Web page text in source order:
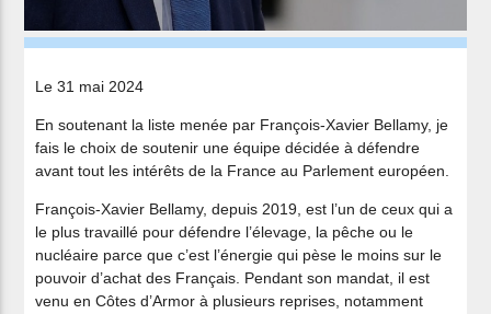
Le 31 mai 2024
En soutenant la liste menée par François-Xavier Bellamy, je
fais le choix de soutenir une équipe décidée à défendre
avant tout les intérêts de la France au Parlement européen.
François-Xavier Bellamy, depuis 2019, est l’un de ceux qui a
le plus travaillé pour défendre l’élevage, la pêche ou le
nucléaire parce que c’est l’énergie qui pèse le moins sur le
pouvoir d’achat des Français. Pendant son mandat, il est
venu en Côtes d’Armor à plusieurs reprises, notamment